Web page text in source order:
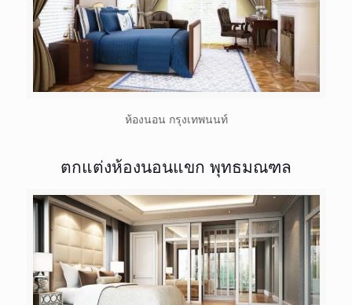
ห้องนอน กรุงเทพนนท์
ตกแต่งห้องนอนแขก พุทธมณฑล